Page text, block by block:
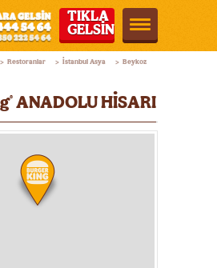
TIKLA
GELSİN
> Restoranlar > İstanbul Asya > Beykoz
® ANADOLU HİSARI